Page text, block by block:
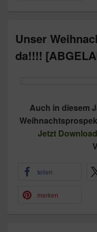
Unser
da!!!!
Auch in diesem
Jetzt
teilen
merken